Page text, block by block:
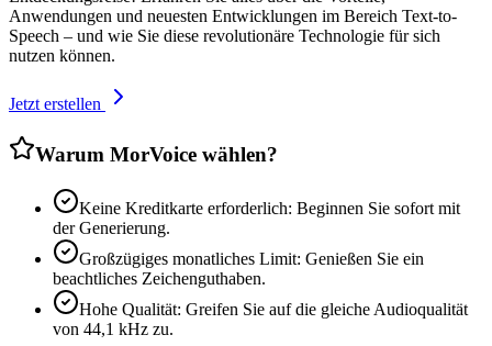
Anwendungen und neuesten Entwicklungen im Bereich Text-to-
Speech – und wie Sie diese revolutionäre Technologie für sich
nutzen können.
Jetzt erstellen
Warum MorVoice wählen?
Keine Kreditkarte erforderlich: Beginnen Sie sofort mit
der Generierung.
Großzügiges monatliches Limit: Genießen Sie ein
beachtliches Zeichenguthaben.
Hohe Qualität: Greifen Sie auf die gleiche Audioqualität
von 44,1 kHz zu.